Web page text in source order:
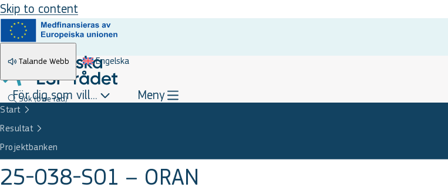
Skip to content
Talande Webb Engelska
Sök(övre rad)
För dig som vill... Meny
Start
Resultat
Projektbanken
25-038-S01 – ORAN